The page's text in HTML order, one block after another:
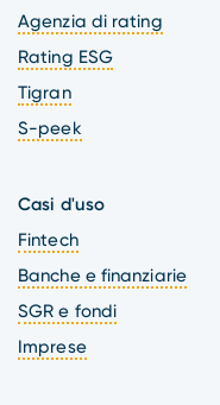
Agenzia di rating
Rating ESG
Tigran
S-peek
Casi d'uso
Fintech
Banche e finanziarie
SGR e fondi
Imprese